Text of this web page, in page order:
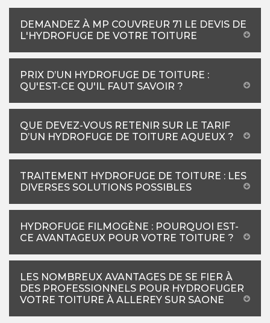
DEMANDEZ À MP COUVREUR 71 LE DEVIS DE
L'HYDROFUGE DE VOTRE TOITURE
PRIX D’UN HYDROFUGE DE TOITURE :
QU'EST-CE QU'IL FAUT SAVOIR ?
QUE DEVEZ-VOUS RETENIR SUR LE TARIF
D’UN HYDROFUGE DE TOITURE AQUEUX ?
TRAITEMENT HYDROFUGE DE TOITURE : LES
DIVERSES SOLUTIONS POSSIBLES
HYDROFUGE FILMOGÈNE : POURQUOI EST-
CE AVANTAGEUX POUR VOTRE TOITURE ?
LES NOMBREUX AVANTAGES DE SE FIER À
DES PROFESSIONNELS POUR HYDROFUGER
VOTRE TOITURE À ALLEREY SUR SAONE